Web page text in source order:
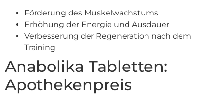
Förderung des Muskelwachstums
Erhöhung der Energie und Ausdauer
Verbesserung der Regeneration nach dem
Training
Anabolika Tabletten:
Apothekenpreis